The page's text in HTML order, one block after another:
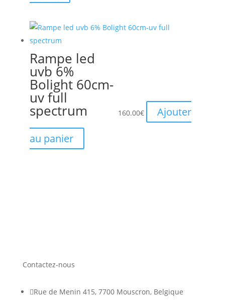
Rampe led
uvb 6%
Bolight 60cm-
uv full
spectrum 160.00€
Ajouter
au panier
Contactez-nous
Rue de Menin 415, 7700 Mouscron, Belgique